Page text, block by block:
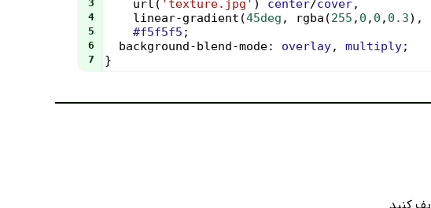
3 url ( 'texture.jpg' ) center/cover,
4 linear-gradient (45deg , rgba (255 , 0 , 0 , 0.3),
5 #f5f5f5 ;
6 background-blend-mode: overlay, multiply;
7 }